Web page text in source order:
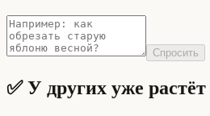
Спросить
✅ У других уже растёт